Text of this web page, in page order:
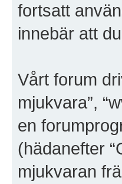
fortsatt
innebär att
Vårt forum
mjukvara”,
en
(hädanefter
mjukvaran